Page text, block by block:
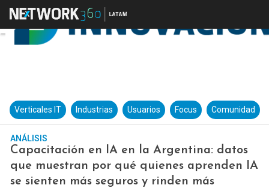
Verticales IT Industrias Usuarios Focus Comunidad
ANÁLISIS
Capacitación en IA en la Argentina: datos
que muestran por qué quienes aprenden IA
se sienten más seguros y rinden más